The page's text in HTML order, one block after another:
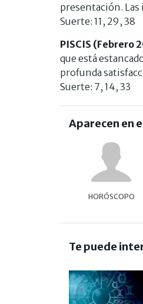
presentación. Las
Suerte: 11, 29, 38
PISCIS (Febrero
que está
profunda
Suerte: 7, 14, 33
Aparecen en
HORÓSCOPO
Te puede